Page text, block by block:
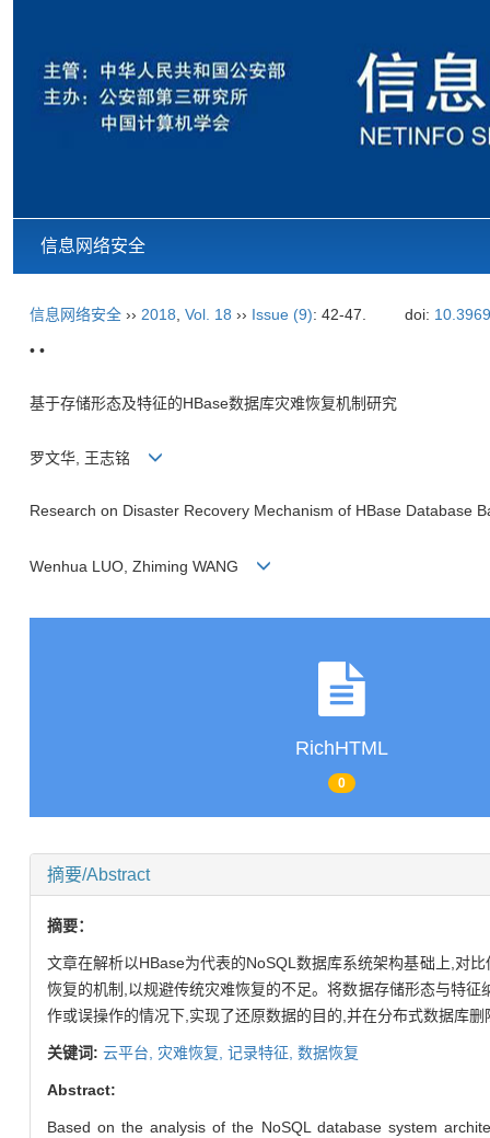
信息网络安全
信息网络安全 ›› 2018 Vol. 18 ›› Issue (9): 42-47. doi:
• •
基于存储形态及特征的HBase数据库灾难恢复机制研究
罗文华, 王志铭
Research on Disaster Recovery Mechanism of HBase Database
Wenhua LUO, Zhiming WANG
RichHTML
0
摘要/Abstract
摘要：
文章在解析以HBase为代表的NoSQL数据库系统架构基础上,对
恢复的机制,以规避传统灾难恢复的不足。将数据存储形态与特
作或误操作的情况下,实现了还原数据的目的,并在分布式数据库
关键词: 云平台, 灾难恢复, 记录特征, 数据恢复
Abstract:
Based on the analysis of the NoSQL database system